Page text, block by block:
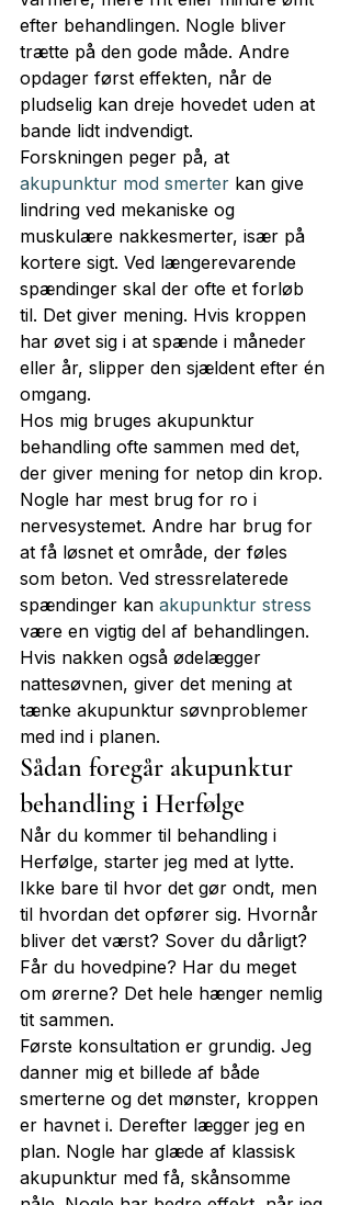
efter behandlingen. Nogle bliver
trætte på den gode måde. Andre
opdager først effekten, når de
pludselig kan dreje hovedet uden at
bande lidt indvendigt.
Forskningen peger på, at
akupunktur mod smerter kan give
lindring ved mekaniske og
muskulære nakkesmerter, især på
kortere sigt. Ved længerevarende
spændinger skal der ofte et forløb
til. Det giver mening. Hvis kroppen
har øvet sig i at spænde i måneder
eller år, slipper den sjældent efter én
omgang.
Hos mig bruges akupunktur
behandling ofte sammen med det,
der giver mening for netop din krop.
Nogle har mest brug for ro i
nervesystemet. Andre har brug for
at få løsnet et område, der føles
som beton. Ved stressrelaterede
spændinger kan akupunktur stress
være en vigtig del af behandlingen.
Hvis nakken også ødelægger
nattesøvnen, giver det mening at
tænke akupunktur søvnproblemer
med ind i planen.
Sådan foregår akupunktur
behandling i Herfølge
Når du kommer til behandling i
Herfølge, starter jeg med at lytte.
Ikke bare til hvor det gør ondt, men
til hvordan det opfører sig. Hvornår
bliver det værst? Sover du dårligt?
Får du hovedpine? Har du meget
om ørerne? Det hele hænger nemlig
tit sammen.
Første konsultation er grundig. Jeg
danner mig et billede af både
smerterne og det mønster, kroppen
er havnet i. Derefter lægger jeg en
plan. Nogle har glæde af klassisk
akupunktur med få, skånsomme